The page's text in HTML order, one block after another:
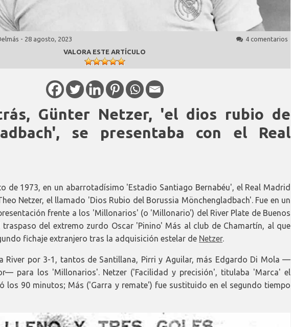
- 28 agosto, 2023
4 comentarios
VALORA ESTE ARTÍCULO
Günter Netzer, 'el dios rubio de
se presentaba con el Real
de 1973, en un abarrotadísimo 'Estadio Santiago Bernabéu', el Real Madrid
Netzer, el llamado 'Dios Rubio del Borussia Mönchengladbach'. Fue en un
frente a los 'Millonarios' (o 'Millonario') del River Plate de Buenos
del extremo zurdo Oscar 'Pinino' Más al club de Chamartín, al que
fichaje extranjero tras la adquisición estelar de Netzer.
River por 3-1, tantos de Santillana, Pirri y Aguilar, más Edgardo Di Mola —
para los 'Millonarios'. Netzer ('Facilidad y precisión', titulaba 'Marca' el
los 90 minutos; Más ('Garra y remate') fue sustituido en el segundo tiempo